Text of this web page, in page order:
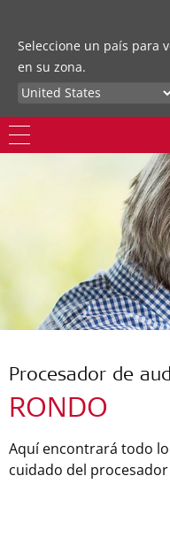
Seleccione un país para
en su zona.
Procesador de
RONDO
Aquí encontrará todo
cuidado del procesador